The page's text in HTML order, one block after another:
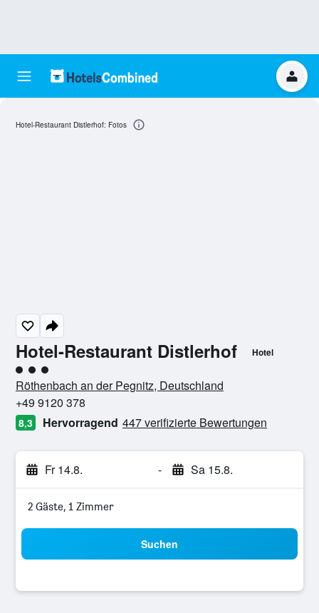
Hotel-Restaurant Distlerhof Hotel
Bewertungskategorie 3
Röthenbach an der Pegnitz, Deutschland
+49 9120 378
8,3 Hervorragend 447 verifizierte Bewertungen
Fr 14.8. - Sa 15.8.
2 Gäste, 1 Zimmer
Suchen
Hotel-Restaurant Distlerhof: Fotos